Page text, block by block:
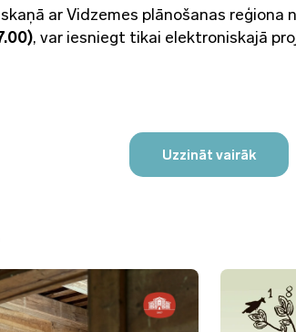
ar Vidzemes plānošanas reģiona
, var iesniegt tikai elektroniskajā
Uzzināt vairāk